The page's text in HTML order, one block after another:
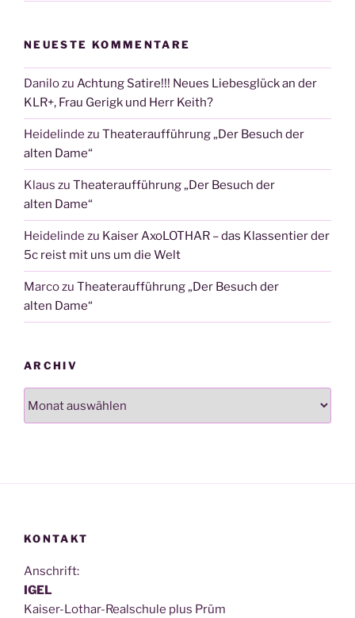
NEUESTE KOMMENTARE
Danilozu Achtung Satire!!! Neues Liebesglück an der
KLR+, Frau Gerigk und Herr Keith?
Heidelinde zu Theateraufführung „Der Besuch der
alten Dame“
Klaus zu Theateraufführung „Der Besuch der
alten Dame“
Heidelinde zu Kaiser AxoLOTHAR – das Klassentier der
5c reist mit uns um die Welt
Marcozu Theateraufführung „Der Besuch der
alten Dame“
ARCHIV
KONTAKT
Anschrift:
IGEL
Kai­ser-Lothar-Real­schu­le plus Prüm